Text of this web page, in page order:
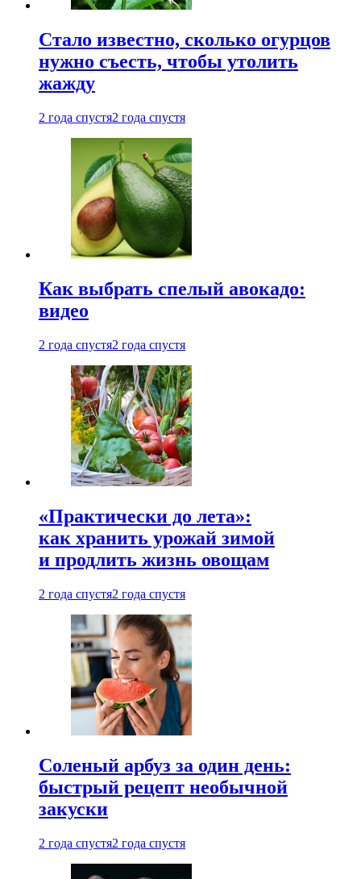
Стало известно, сколько огурцов
нужно съесть, чтобы утолить
жажду
2 года спустя2 года спустя
Как выбрать спелый авокадо:
видео
2 года спустя2 года спустя
«Практически до лета»:
как хранить урожай зимой
и продлить жизнь овощам
2 года спустя2 года спустя
Соленый арбуз за один день:
быстрый рецепт необычной
закуски
2 года спустя2 года спустя